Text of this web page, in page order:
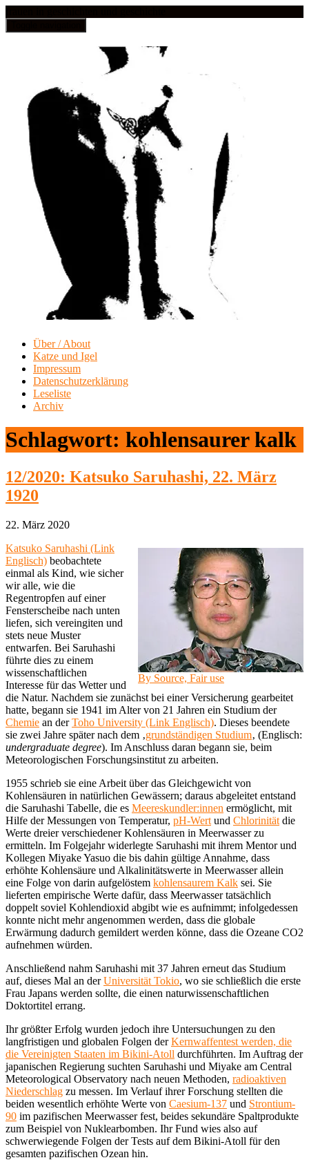
Über / About
Katze und Igel
Impressum
Datenschutzerklärung
Leseliste
Archiv
Schlagwort: kohlensaurer kalk
12/2020: Katsuko Saruhashi, 22. März
1920
22. März 2020
By Source, Fair use
Katsuko Saruhashi (Link
Englisch) beobachtete
einmal als Kind, wie sicher
wir alle, wie die
Regentropfen auf einer
Fensterscheibe nach unten
liefen, sich vereingiten und
stets neue Muster
entwarfen. Bei Saruhashi
führte dies zu einem
wissenschaftlichen
Interesse für das Wetter und
die Natur. Nachdem sie zunächst bei einer Versicherung gearbeitet
hatte, begann sie 1941 im Alter von 21 Jahren ein Studium der
Chemie an derToho University (Link Englisch). Dieses beendete
sie zwei Jahre später nach dem ‚grundständigen Studium‚ (Englisch:
undergraduate degree). Im Anschluss daran begann sie, beim
Meteorologischen Forschungsinstitut zu arbeiten.
1955 schrieb sie eine Arbeit über das Gleichgewicht von
Kohlensäuren in natürlichen Gewässern; daraus abgeleitet entstand
die Saruhashi Tabelle, die es Meereskundler:innen ermöglicht, mit
Hilfe der Messungen von Temperatur, pH-Wert und Chlorinität die
Werte dreier verschiedener Kohlensäuren in Meerwasser zu
ermitteln. Im Folgejahr widerlegte Saruhashi mit ihrem Mentor und
Kollegen Miyake Yasuo die bis dahin gültige Annahme, dass
erhöhte Kohlensäure und Alkalinitätswerte in Meerwasser allein
eine Folge von darin aufgelöstem kohlensaurem Kalk sei. Sie
lieferten empirische Werte dafür, dass Meerwasser tatsächlich
doppelt soviel Kohlendioxid abgibt wie es aufnimmt; infolgedessen
konnte nicht mehr angenommen werden, dass die globale
Erwärmung dadurch gemildert werden könne, dass die Ozeane CO2
aufnehmen würden.
Anschließend nahm Saruhashi mit 37 Jahren erneut das Studium
auf, dieses Mal an derUniversität Tokio, wo sie schließlich die erste
Frau Japans werden sollte, die einen naturwissenschaftlichen
Doktortitel errang.
Ihr größter Erfolg wurden jedoch ihre Untersuchungen zu den
langfristigen und globalen Folgen derKernwaffentest werden, die
die Vereinigten Staaten im Bikini-Atoll durchführten. Im Auftrag der
japanischen Regierung suchten Saruhashi und Miyake am Central
Meteorological Observatory nach neuen Methoden, radioaktiven
Niederschlag zu messen. Im Verlauf ihrer Forschung stellten die
beiden wesentlich erhöhte Werte von Caesium-137 und Strontium-
90 im pazifischen Meerwasser fest, beides sekundäre Spaltprodukte
zum Beispiel von Nuklearbomben. Ihr Fund wies also auf
schwerwiegende Folgen der Tests auf dem Bikini-Atoll für den
gesamten pazifischen Ozean hin.